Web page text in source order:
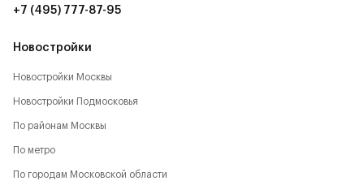
Новостройки
Новостройки Москвы
Новостройки Подмосковья
По районам Москвы
По метро
По городам Московской области
+7 (495) 777-87-95